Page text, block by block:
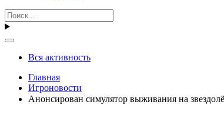
Вся активность
Главная
Игроновости
Анонсирован симулятор выживания на